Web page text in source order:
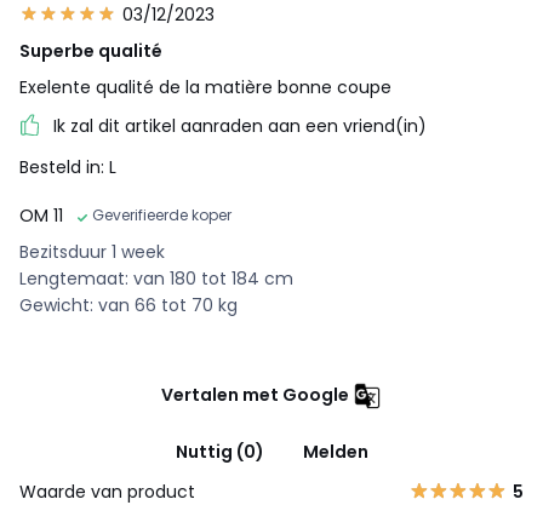
03/12/2023
Superbe qualité
Exelente qualité de la matière bonne coupe
Ik zal dit artikel aanraden aan een vriend(in)
Besteld in: L
OM 11
Geverifieerde koper
Bezitsduur 1 week
Lengtemaat: van 180 tot 184 cm
Gewicht: van 66 tot 70 kg
Vertalen met Google
Nuttig (0)
Melden
Waarde van product
5